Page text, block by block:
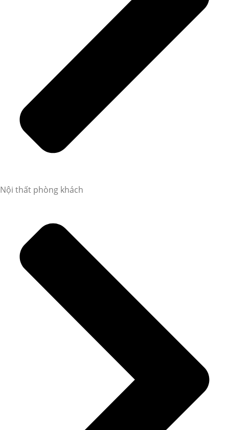
Nội thất phòng khách